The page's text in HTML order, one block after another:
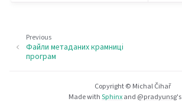
Previous
Файли метаданих крамниці
програм
Copyright © Michal Čihař
Made withSphinxand @pradyunsg's